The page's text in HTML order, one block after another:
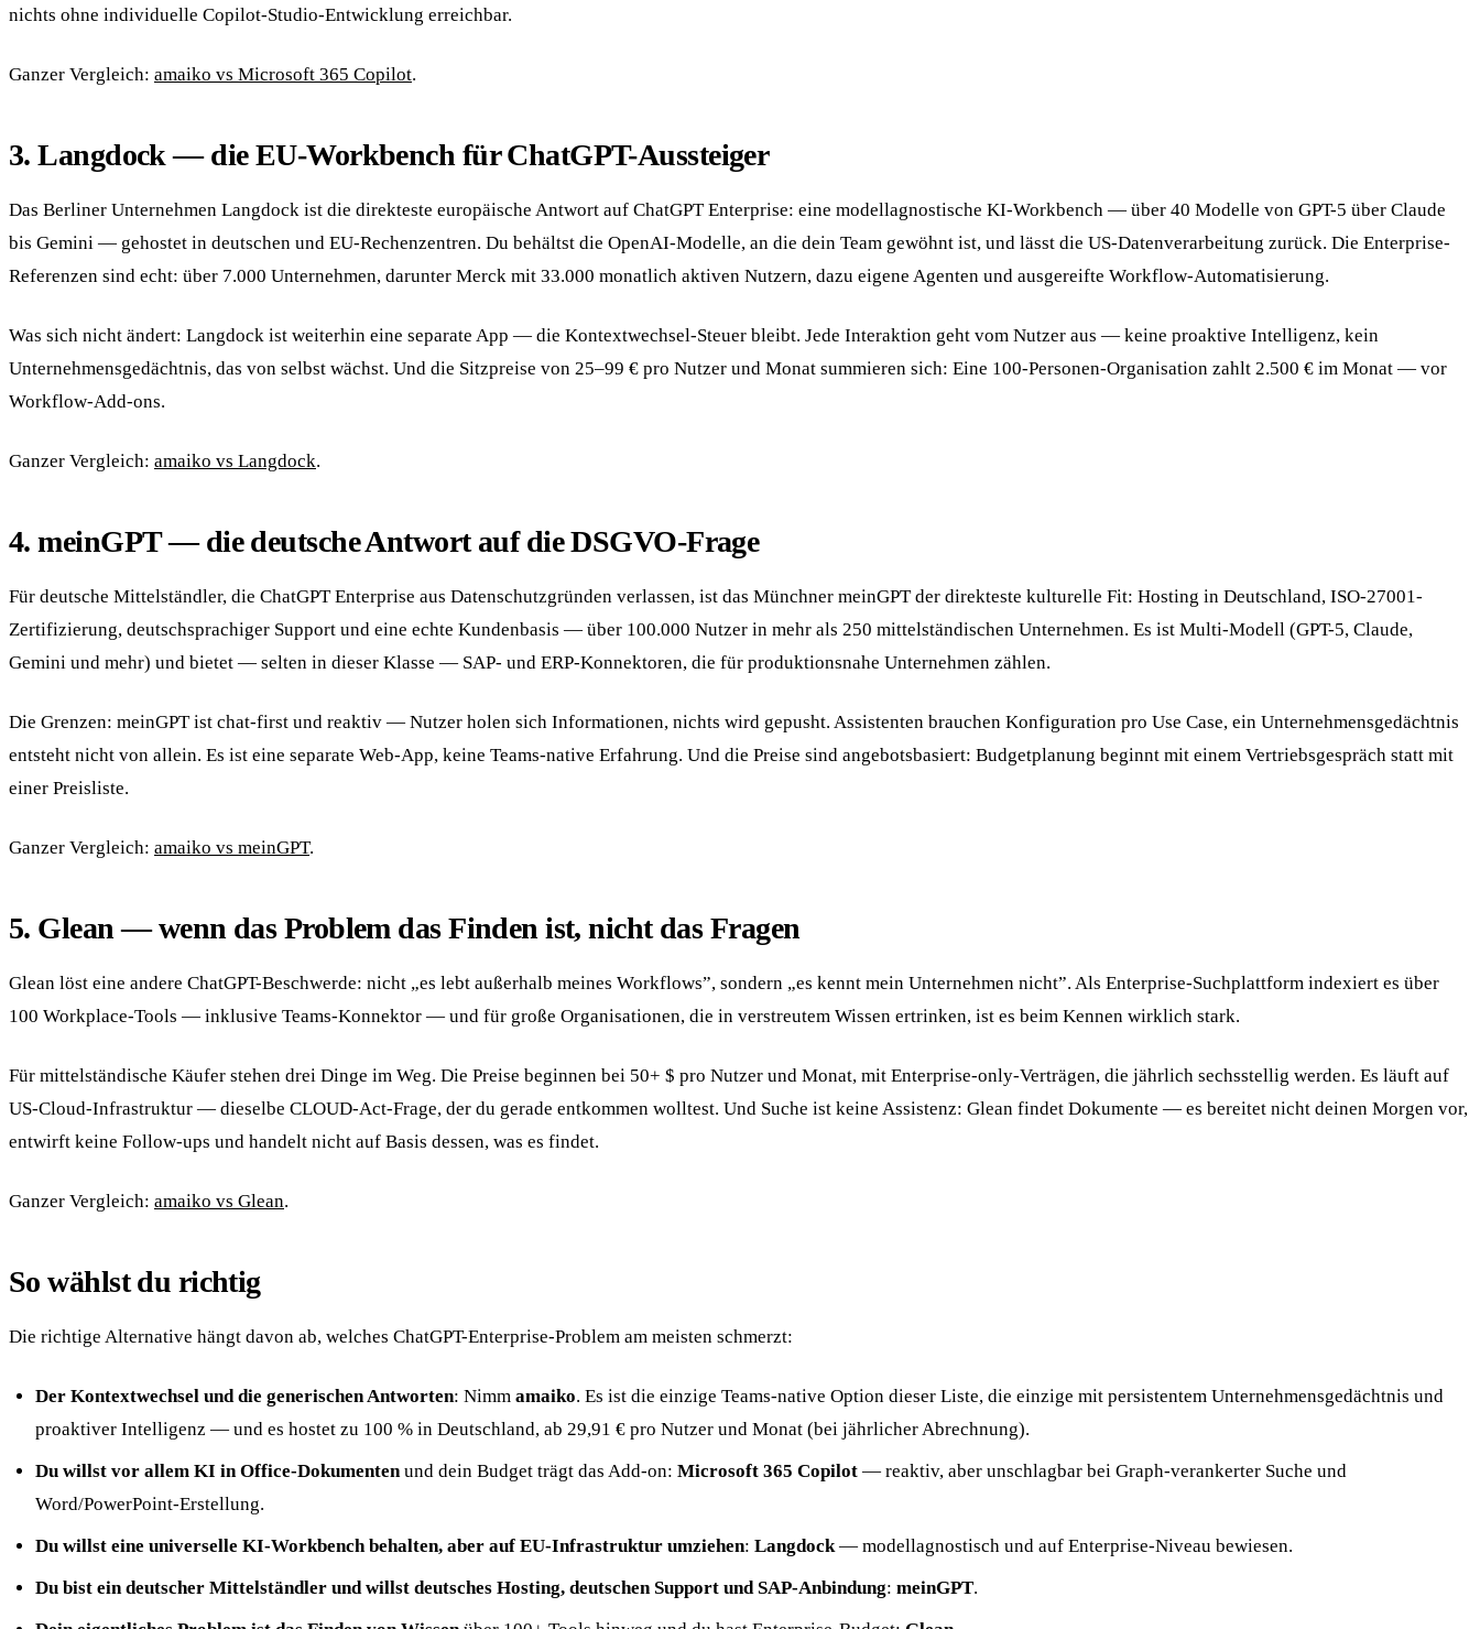
nichts ohne individuelle Copilot-Studio-Entwicklung erreichbar.
Ganzer Vergleich: amaiko vs Microsoft 365 Copilot.
3. Langdock — die EU-Workbench für ChatGPT-Aussteiger
Das Berliner Unternehmen Langdock ist die direkteste europäische Antwort auf ChatGPT Enterprise: eine modellagnostische KI-Workbench — über 40 Modelle von GPT-5 über Claude
bis Gemini — gehostet in deutschen und EU-Rechenzentren. Du behältst die OpenAI-Modelle, an die dein Team gewöhnt ist, und lässt die US-Datenverarbeitung zurück. Die Enterprise-
Referenzen sind echt: über 7.000 Unternehmen, darunter Merck mit 33.000 monatlich aktiven Nutzern, dazu eigene Agenten und ausgereifte Workflow-Automatisierung.
Was sich nicht ändert: Langdock ist weiterhin eine separate App — die Kontextwechsel-Steuer bleibt. Jede Interaktion geht vom Nutzer aus — keine proaktive Intelligenz, kein
Unternehmensgedächtnis, das von selbst wächst. Und die Sitzpreise von 25–99 € pro Nutzer und Monat summieren sich: Eine 100-Personen-Organisation zahlt 2.500 € im Monat — vor
Workflow-Add-ons.
Ganzer Vergleich: amaiko vs Langdock.
4. meinGPT — die deutsche Antwort auf die DSGVO-Frage
Für deutsche Mittelständler, die ChatGPT Enterprise aus Datenschutzgründen verlassen, ist das Münchner meinGPT der direkteste kulturelle Fit: Hosting in Deutschland, ISO-27001-
Zertifizierung, deutschsprachiger Support und eine echte Kundenbasis — über 100.000 Nutzer in mehr als 250 mittelständischen Unternehmen. Es ist Multi-Modell (GPT-5, Claude,
Gemini und mehr) und bietet — selten in dieser Klasse — SAP- und ERP-Konnektoren, die für produktionsnahe Unternehmen zählen.
Die Grenzen: meinGPT ist chat-first und reaktiv — Nutzer holen sich Informationen, nichts wird gepusht. Assistenten brauchen Konfiguration pro Use Case, ein Unternehmensgedächtnis
entsteht nicht von allein. Es ist eine separate Web-App, keine Teams-native Erfahrung. Und die Preise sind angebotsbasiert: Budgetplanung beginnt mit einem Vertriebsgespräch statt mit
einer Preisliste.
Ganzer Vergleich: amaiko vs meinGPT.
5. Glean — wenn das Problem das Finden ist, nicht das Fragen
Glean löst eine andere ChatGPT-Beschwerde: nicht „es lebt außerhalb meines Workflows”, sondern „es kennt mein Unternehmen nicht”. Als Enterprise-Suchplattform indexiert es über
100 Workplace-Tools — inklusive Teams-Konnektor — und für große Organisationen, die in verstreutem Wissen ertrinken, ist es beim Kennen wirklich stark.
Für mittelständische Käufer stehen drei Dinge im Weg. Die Preise beginnen bei 50+ $ pro Nutzer und Monat, mit Enterprise-only-Verträgen, die jährlich sechsstellig werden. Es läuft auf
US-Cloud-Infrastruktur — dieselbe CLOUD-Act-Frage, der du gerade entkommen wolltest. Und Suche ist keine Assistenz: Glean findet Dokumente — es bereitet nicht deinen Morgen vor,
entwirft keine Follow-ups und handelt nicht auf Basis dessen, was es findet.
Ganzer Vergleich: amaiko vs Glean.
So wählst du richtig
Die richtige Alternative hängt davon ab, welches ChatGPT-Enterprise-Problem am meisten schmerzt:
Der Kontextwechsel und die generischen Antworten: Nimm amaiko. Es ist die einzige Teams-native Option dieser Liste, die einzige mit persistentem Unternehmensgedächtnis und
proaktiver Intelligenz — und es hostet zu 100 % in Deutschland, ab 29,91 € pro Nutzer und Monat (bei jährlicher Abrechnung).
Du willst vor allem KI in Office-Dokumentenund dein Budget trägt das Add-on: Microsoft 365 Copilot — reaktiv, aber unschlagbar bei Graph-verankerter Suche und
Word/PowerPoint-Erstellung.
Du willst eine universelle KI-Workbench behalten, aber auf EU-Infrastruktur umziehen: Langdock— modellagnostisch und auf Enterprise-Niveau bewiesen.
Du bist ein deutscher Mittelständler und willst deutsches Hosting, deutschen Support und SAP-Anbindung: meinGPT.